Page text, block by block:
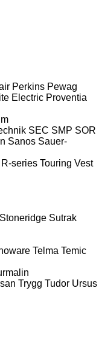
Perkins Pewag
Electric Proventia
SEC SMP SOR
Sanos Sauer-
R-series Touring Vest
Stoneridge Sutrak
Telma Temic
Trygg Tudor Ursus